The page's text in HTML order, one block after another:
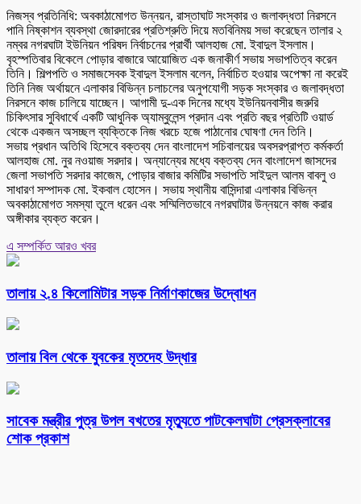
নিজস্ব প্রতিনিধি: অবকাঠামোগত উন্নয়ন, রাস্তাঘাট সংস্কার ও জলাবদ্ধতা নিরসনে
পানি নিষ্কাশন ব্যবস্থা জোরদারের প্রতিশ্রুতি দিয়ে মতবিনিময় সভা করেছেন তালার ২
নম্বর নগরঘাটা ইউনিয়ন পরিষদ নির্বাচনের প্রার্থী আলহাজ মো. ইবাদুল ইসলাম।
বৃহস্পতিবার বিকেলে পোড়ার বাজারে আয়োজিত এক জনাকীর্ণ সভায় সভাপতিত্ব করেন
তিনি। শিল্পপতি ও সমাজসেবক ইবাদুল ইসলাম বলেন, নির্বাচিত হওয়ার অপেক্ষা না করেই
তিনি নিজ অর্থায়নে এলাকার বিভিন্ন চলাচলের অনুপযোগী সড়ক সংস্কার ও জলাবদ্ধতা
নিরসনে কাজ চালিয়ে যাচ্ছেন। আগামী দু-এক দিনের মধ্যে ইউনিয়নবাসীর জরুরি
চিকিৎসার সুবিধার্থে একটি আধুনিক অ্যাম্বুলেন্স প্রদান এবং প্রতি বছর প্রতিটি ওয়ার্ড
থেকে একজন অসচ্ছল ব্যক্তিকে নিজ খরচে হজে পাঠানোর ঘোষণা দেন তিনি।
সভায় প্রধান অতিথি হিসেবে বক্তব্য দেন বাংলাদেশ সচিবালয়ের অবসরপ্রাপ্ত কর্মকর্তা
আলহাজ মো. নুর নওয়াজ সরদার। অন্যান্যের মধ্যে বক্তব্য দেন বাংলাদেশ জাসদের
জেলা সভাপতি সরদার কাজেম, পোড়ার বাজার কমিটির সভাপতি সাইদুল আলম বাবলু ও
সাধারণ সম্পাদক মো. ইকবাল হোসেন। সভায় স্থানীয় বাসিন্দারা এলাকার বিভিন্ন
অবকাঠামোগত সমস্যা তুলে ধরেন এবং সম্মিলিতভাবে নগরঘাটার উন্নয়নে কাজ করার
অঙ্গীকার ব্যক্ত করেন।
এ সম্পর্কিত আরও খবর
তালায় ২.৪ কিলোমিটার সড়ক নির্মাণকাজের উদ্বোধন
তালায় বিল থেকে যুবকের মৃতদেহ উদ্ধার
সাবেক মন্ত্রীর পুত্র উপল বখতের মৃত্যুতে পাটকেলঘাটা প্রেসক্লাবের
শোক প্রকাশ